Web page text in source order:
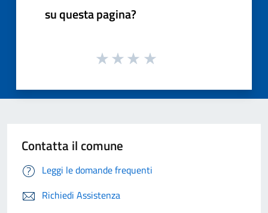
su questa pagina?
Contatta il comune
Leggi le domande frequenti
Richiedi Assistenza